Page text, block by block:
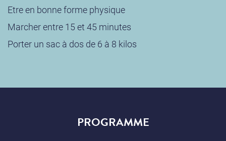
Etre en bonne forme physique
Marcher entre 15 et 45 minutes
Porter un sac à dos de 6 à 8 kilos
PROGRAMME